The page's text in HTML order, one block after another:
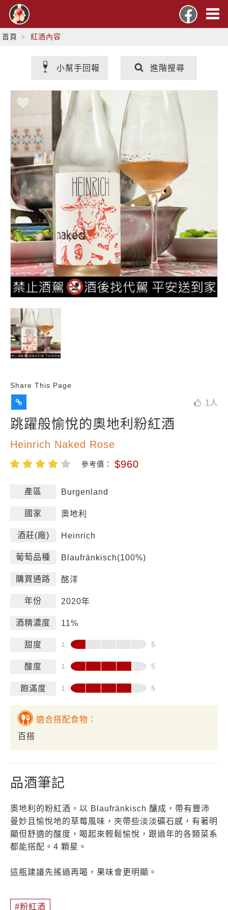
首頁 紅酒內容
小幫手回報 進階搜尋
Share This Page
1 人
跳躍般愉悅的奧地利粉紅酒
Heinrich Naked Rose
參考價： $960
產區 Burgenland
國家 奧地利
酒莊(廠) Heinrich
葡萄品種 Blaufränkisch(100%)
購買通路 酩洋
年份 2020年
酒精濃度 11%
甜度
酸度
飽滿度
適合搭配食物：
百搭
品酒筆記
奧地利的粉紅酒，以 Blaufränkisch 釀成，帶有豐沛
曼妙且愉悅地的草莓風味，夾帶些淡淡礦石感，有著明
顯但舒適的酸度，喝起來輕鬆愉悅，跟過年的各類菜系
都能搭配。4 顆星。
這瓶建議先搖過再喝，果味會更明顯。
粉紅酒